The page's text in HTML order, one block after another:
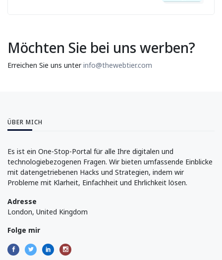
Möchten Sie bei uns werben?
Erreichen Sie uns unterinfo@thewebtier.com
ÜBER MICH
Es ist ein One-Stop-Portal für alle Ihre digitalen und
technologiebezogenen Fragen. Wir bieten umfassende Einblicke
mit datengetriebenen Hacks und Strategien, indem wir
Probleme mit Klarheit, Einfachheit und Ehrlichkeit lösen.
Adresse
London, United Kingdom
Folge mir